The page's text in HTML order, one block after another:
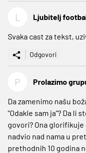
L Ljubitelj
Svaka cast za tekst,
Odgovori
P Prolazimo
Da zamenimo našu
"Odakle sam ja"? Da li
govori? Ona
nadvio nad nama u
prethodnih 10 godina